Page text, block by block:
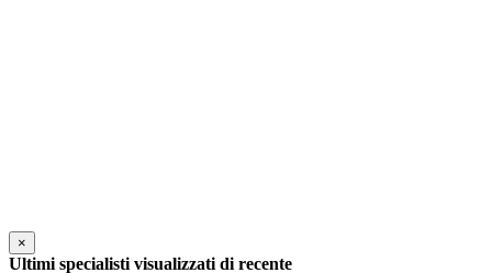
×
Ultimi specialisti visualizzati di recente